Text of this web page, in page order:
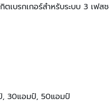
เบรกเกอร์สำหรับระบบ 3 เฟ
, 30แอมป์, 50แอมป์